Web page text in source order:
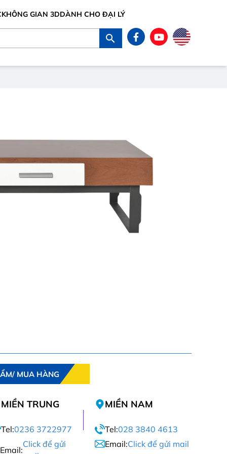
KHÔNG GIAN 3DDÀNH CHO ĐẠI LÝ
MUA HÀNG
MIỀN TRUNG
Tel:0236 3722977
Email:
Click để gửi
MIỀN NAM
Tel:028 3840 4613
Email:Click để gửi mail